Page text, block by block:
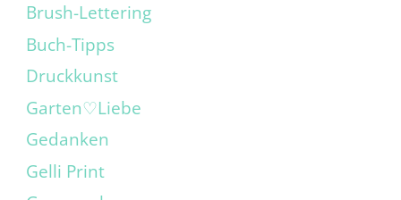
Brush-Lettering
Buch-Tipps
Druckkunst
Garten♡Liebe
Gedanken
Gelli Print